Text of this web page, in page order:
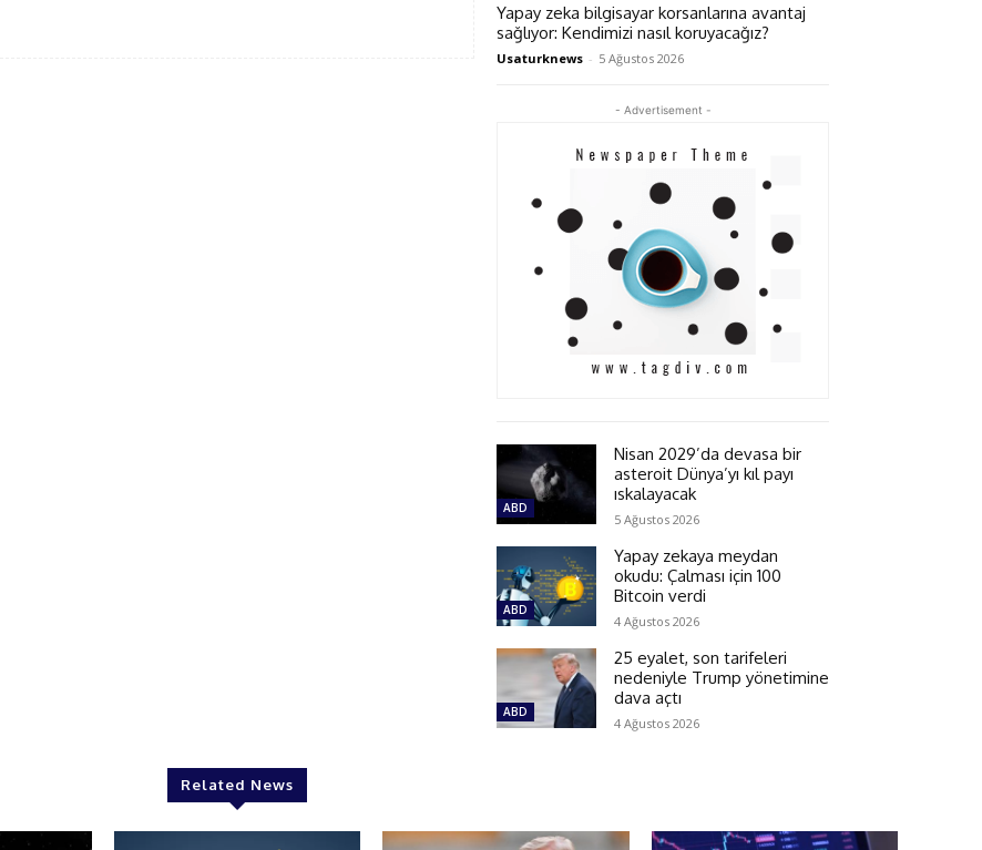
Yapay zeka bilgisayar korsanlarına avantaj
sağlıyor: Kendimizi nasıl koruyacağız?
Usaturknews - 5 Ağustos 2026
- Advertisement -
ABD
Nisan 2029’da devasa bir
asteroit Dünya’yı kıl payı
ıskalayacak
5 Ağustos 2026
ABD
Yapay zekaya meydan
okudu: Çalması için 100
Bitcoin verdi
4 Ağustos 2026
ABD
25 eyalet, son tarifeleri
nedeniyle Trump yönetimine
dava açtı
4 Ağustos 2026
Related News